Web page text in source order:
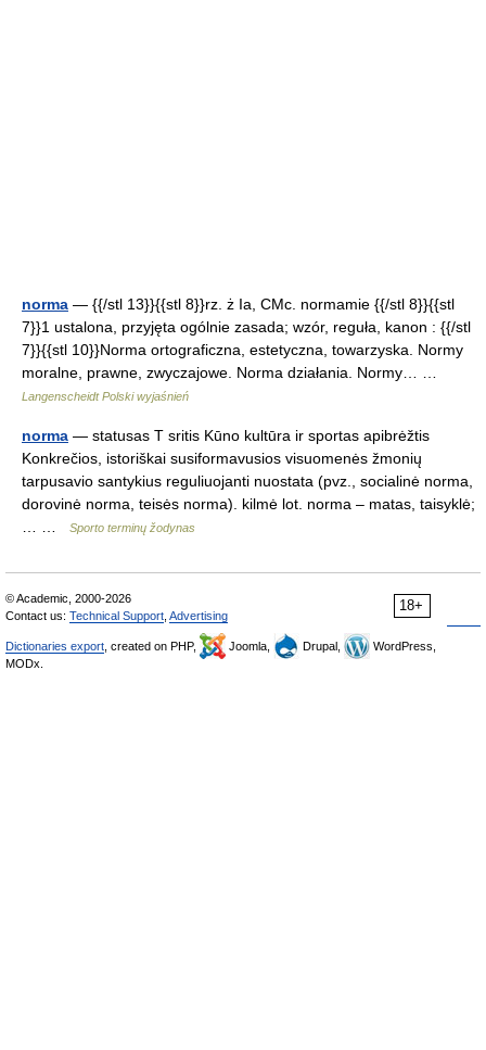
norma — {{/stl 13}}{{stl 8}}rz. ż Ia, CMc. normamie {{/stl 8}}{{stl
7}}1 ustalona, przyjęta ogólnie zasada; wzór, reguła, kanon : {{/stl
7}}{{stl 10}}Norma ortograficzna, estetyczna, towarzyska. Normy
moralne, prawne, zwyczajowe. Norma działania. Normy… …
Langenscheidt Polski wyjaśnień
norma — statusas T sritis Kūno kultūra ir sportas apibrėžtis
Konkrečios, istoriškai susiformavusios visuomenės žmonių
tarpusavio santykius reguliuojanti nuostata (pvz., socialinė norma,
dorovinė norma, teisės norma). kilmė lot. norma – matas, taisyklė;
Sporto terminų žodynas
18+
© Academic, 2000-2026
Contact us: Technical Support Advertising
Dictionaries export , created on PHP, Joomla, Drupal,
WordPress,
MODx.